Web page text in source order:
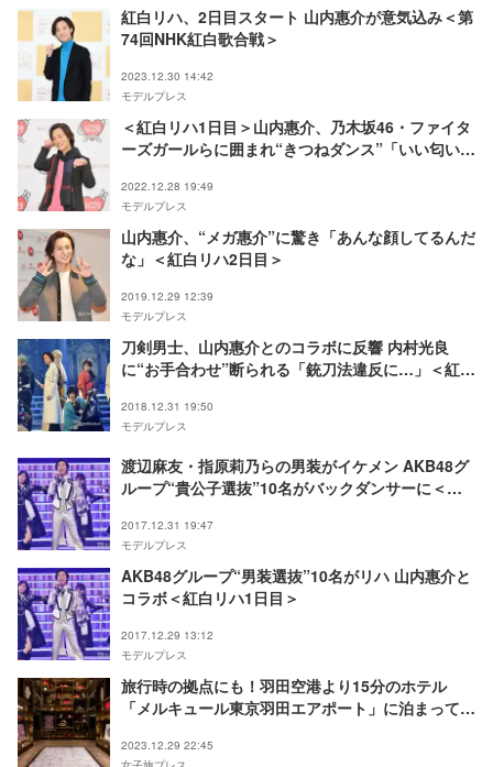
紅白リハ、2日目スタート 山内惠介が意気込み＜第
74回NHK紅白歌合戦＞
2023.12.30 14:42
モデルプレス
＜紅白リハ1日目＞山内惠介、乃木坂46・ファイタ
ーズガールらに囲まれ“きつねダンス”「いい匂いが
2022.12.28 19:49
モデルプレス
山内惠介、“メガ惠介”に驚き「あんな顔してるんだ
な」＜紅白リハ2日目＞
2019.12.29 12:39
モデルプレス
刀剣男士、山内惠介とのコラボに反響 内村光良
に“お手合わせ”断られる「銃刀法違反に…」＜紅白
2018.12.31 19:50
モデルプレス
渡辺麻友・指原莉乃らの男装がイケメン AKB48グ
ループ“貴公子選抜”10名がバックダンサーに＜紅
2017.12.31 19:47
モデルプレス
AKB48グループ“男装選抜”10名がリハ 山内惠介と
コラボ＜紅白リハ1日目＞
2017.12.29 13:12
モデルプレス
旅行時の拠点にも！羽田空港より15分のホテル
「メルキュール東京羽田エアポート」に泊まってみ
2023.12.29 22:45